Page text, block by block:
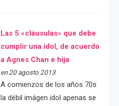
Las 5 «cláusulas» que debe
cumplir una idol, de acuerdo
a Agnes Chan e hija
en 20 agosto 2013
A comienzos de los años 70s
la débil imágen idol apenas se